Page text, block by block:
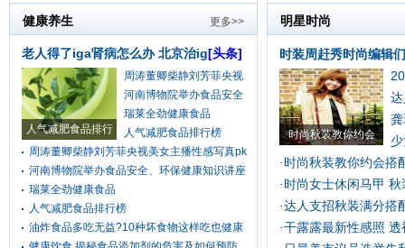
健康养生 更多>>
老人得了iga肾病怎么办 北京治ig[头条]
人气减肥食品排行
周涛董卿柴静刘芳菲央视
河南博物院举办食品安全
瑞莱全劲健康食品
人气减肥食品排行榜
周涛董卿柴静刘芳菲央视美女主播性感写真pk
河南博物院举办食品安全、环保健康知识讲座
瑞莱全劲健康食品
人气减肥食品排行榜
油炸食品多吃无益?10种坏食物这样吃也健康
明星时尚
时装周赶秀时尚编辑
时尚秋装教你约会
· 时尚秋装教你约会搭
· 时尚女士休闲马甲 秋
·达人支招秋装满分搭
·干露露最新性感照 透